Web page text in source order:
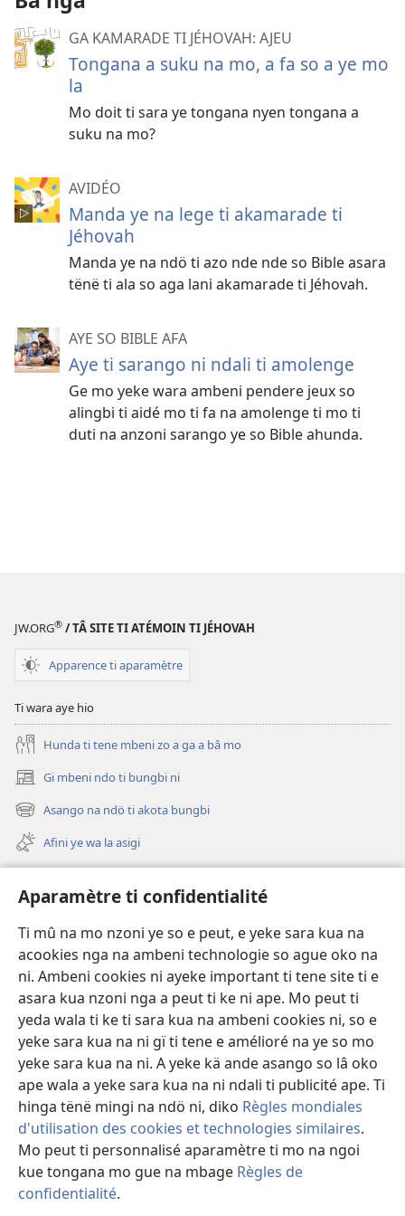
Aparamètre ti confidentialité
Ti mû na mo nzoni ye so e peut, e yeke sara kua na
acookies nga na ambeni technologie so ague oko na
ni. Ambeni cookies ni ayeke important ti tene site ti e
asara kua nzoni nga a peut ti ke ni ape. Mo peut ti
yeda wala ti ke ti sara kua na ambeni cookies ni, so e
yeke sara kua na ni gï ti tene e amélioré na ye so mo
yeke sara kua na ni. A yeke kä ande asango so lâ oko
ape wala a yeke sara kua na ni ndali ti publicité ape. Ti
hinga tënë mingi na ndö ni, diko Règles mondiales
d'utilisation des cookies et technologies similaires.
Mo peut ti personnalisé aparamètre ti mo na ngoi
kue tongana mo gue na mbage Règles de
confidentialité.
GA KAMARADE TI JÉHOVAH: AJEU
Tongana a suku na mo, a fa so a ye mo
la
Mo doit ti sara ye tongana nyen tongana a
suku na mo?
AVIDÉO
Manda ye na lege ti akamarade ti
Jéhovah
Manda ye na ndö ti azo nde nde so Bible asara
tënë ti ala so aga lani akamarade ti Jéhovah.
AYE SO BIBLE AFA
Aye ti sarango ni ndali ti amolenge
Ge mo yeke wara ambeni pendere jeux so
alingbi ti aidé mo ti fa na amolenge ti mo ti
duti na anzoni sarango ye so Bible ahunda.
JW.ORG® / TÂ SITE TI ATÉMOIN TI JÉHOVAH
Apparence ti aparamètre
Ti wara aye hio
Hunda ti tene mbeni zo a ga a bâ mo
Gi mbeni ndo ti bungbi ni
(zi
mbeni
fini
page)
Asango na ndö ti akota bungbi
(zi
mbeni
fini
page)
Afini ye wa la asigi
Videos with Audio Descriptions
Gi
A-offrande
(zi
mbeni
fini
page)
BIBLIOTHÈQUE NA NDÖ TI INTERNET
(zi
mbeni
fini
page)
JW Hub ®
(zi
mbeni
fini
page)
Copyright© 2026 Watch Tower Bible and Tract Society of Pennsylvania.
LEGE TI SARA KUA NA NI
APARAMÈTRE TI CONFIDENTIALITÉ